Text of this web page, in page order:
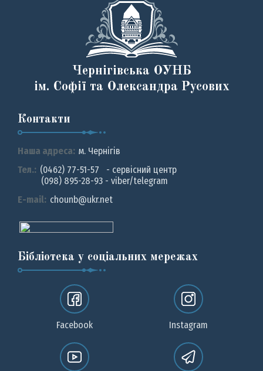
Чернігівська ОУНБ
ім. Софії та Олександра Русових
Контакти
Наша адреса: м. Чернiгiв
Тел.: (0462) 77-51-57 - сервісний центр
(098) 895-28-93 - viber/telegram
E-mail: chounb@ukr.net
Бібліотека у соціальних мережах
Facebook Instagram